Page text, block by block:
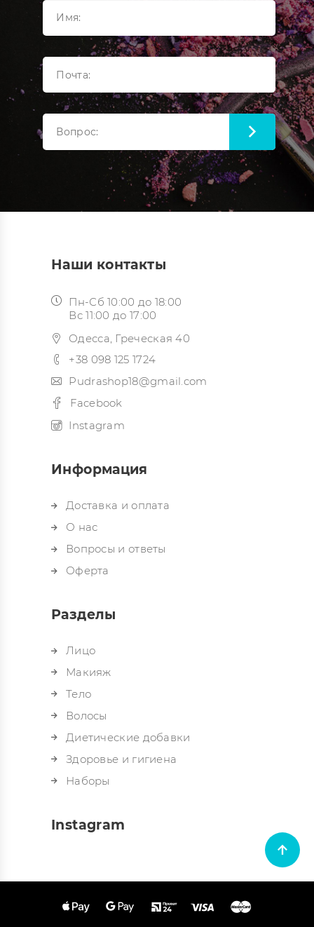
Наши контакты
Пн-Сб 10:00 до 18:00
Вс 11:00 до 17:00
Одесса, Греческая 40
+38 098 125 1724
Pudrashop18@gmail.com
Facebook
Instagram
Информация
Доставка и оплата
О нас
Вопросы и ответы
Оферта
Разделы
Лицо
Макияж
Тело
Волосы
Диетические добавки
Здоровье и гигиена
Наборы
Instagram